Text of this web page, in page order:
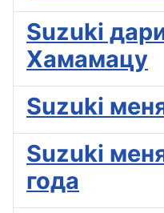
Suzuki
Хамамацу
Suzuki
Suzuki
года